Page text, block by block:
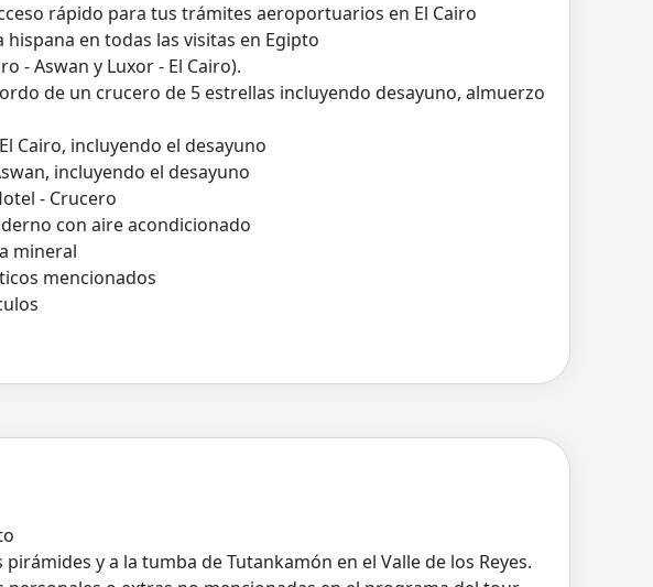
rápido para tus trámites aeroportuarios en El Cairo
en todas las visitas en Egipto
- Aswan y Luxor - El Cairo).
de un crucero de 5 estrellas incluyendo desayuno, almuerzo
Cairo, incluyendo el desayuno
incluyendo el desayuno
- Crucero
con aire acondicionado
mineral
mencionados
y a la tumba de Tutankamón en el Valle de los Reyes.